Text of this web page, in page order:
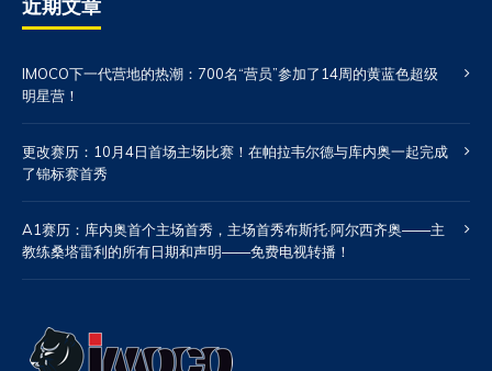
近期文章
IMOCO下一代营地的热潮：700名“营员”参加了14周的黄蓝色超级
明星营！
更改赛历：10月4日首场主场比赛！在帕拉韦尔德与库内奥一起完成
了锦标赛首秀
A1赛历：库内奥首个主场首秀，主场首秀布斯托·阿尔西齐奥——主
教练桑塔雷利的所有日期和声明——免费电视转播！